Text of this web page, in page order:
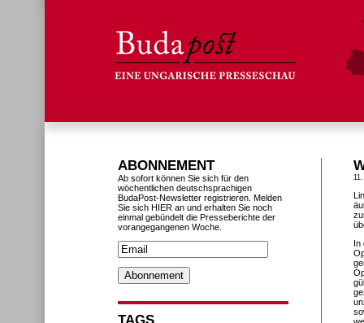
In
ABONNEMENT
Ab sofort können Sie sich für den
wöchentlichen deutschsprachigen
BudaPost-Newsletter registrieren. Melden
Sie sich HIER an und erhalten Sie noch
einmal gebündelt die Presseberichte der
vorangegangenen Woche.
TAGS